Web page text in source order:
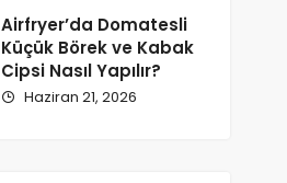
Doğurdu
Airfryer’da Domatesli
Küçük Börek ve Kabak
Cipsi Nasıl Yapılır?
Haziran 21, 2026